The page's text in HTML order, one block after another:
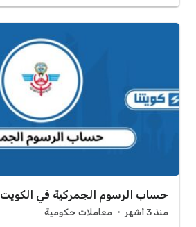
حساب الرسوم الجمركية في الكويت
منذ 3 أشهر معاملات حكومية